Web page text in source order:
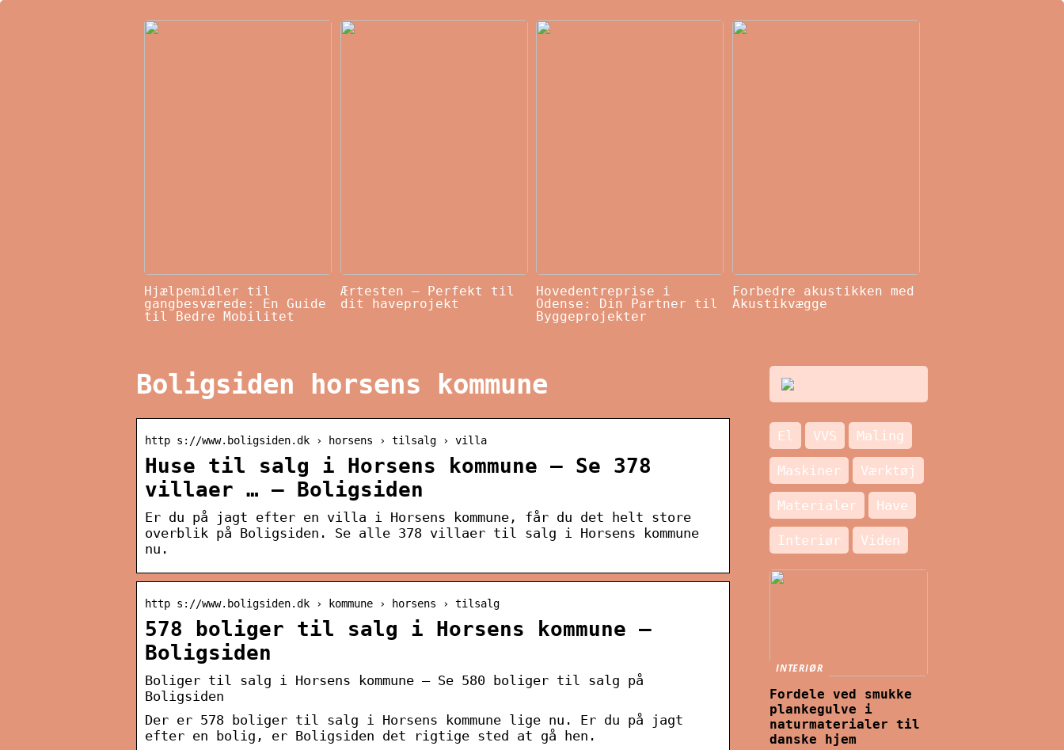
Hjælpemidler til
gangbesværede: En Guide
til Bedre Mobilitet
Ærtesten – Perfekt til
dit haveprojekt
Hovedentreprise i
Odense: Din Partner til
Byggeprojekter
Forbedre akustikken med
Akustikvægge
Boligsiden horsens kommune
http s://www.boligsiden.dk › horsens › tilsalg › villa
Huse til salg i Horsens kommune – Se 378
villaer … – Boligsiden
Er du på jagt efter en villa i Horsens kommune, får du det helt store
overblik på Boligsiden. Se alle 378 villaer til salg i Horsens kommune
nu.
http s://www.boligsiden.dk › kommune › horsens › tilsalg
578 boliger til salg i Horsens kommune –
Boligsiden
Boliger til salg i Horsens kommune – Se 580 boliger til salg på
Boligsiden
Der er 578 boliger til salg i Horsens kommune lige nu. Er du på jagt
efter en bolig, er Boligsiden det rigtige sted at gå hen.
El VVS Maling
Maskiner Værktøj
Materialer Have
Interiør Viden
INTERIØR
Fordele ved smukke
plankegulve i
naturmaterialer til
danske hjem